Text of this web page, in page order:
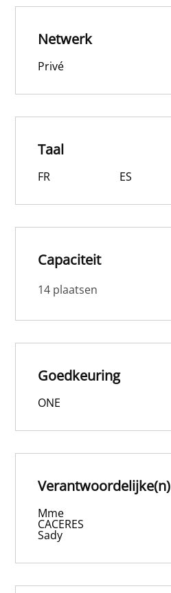
Netwerk
Privé
Taal
FR ES
Capaciteit
14 plaatsen
Goedkeuring
ONE
Verantwoordelijke(n)
Mme
CACERES
Sady